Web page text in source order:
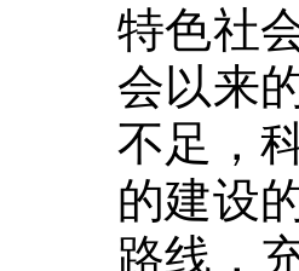
特色社
会以来
不足，
的建设
路线，